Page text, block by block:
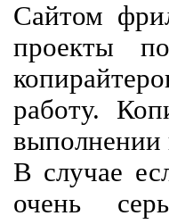
Сайтом
проекты
работу.
выполнении
В случае
очень